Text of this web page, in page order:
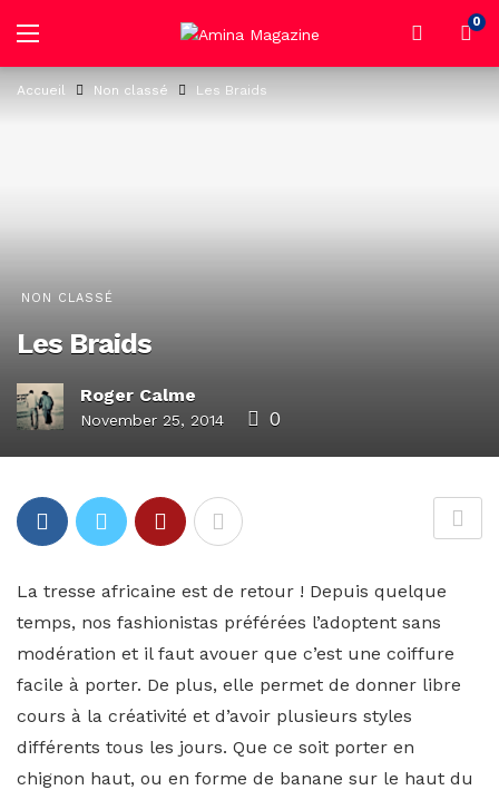
0
Accueil Non classé Les Braids
NON CLASSÉ
Les Braids
Roger Calme
November 25, 2014 0
La tresse africaine est de retour ! Depuis quelque
temps, nos fashionistas préférées l’adoptent sans
modération et il faut avouer que c’est une coiffure
facile à porter. De plus, elle permet de donner libre
cours à la créativité et d’avoir plusieurs styles
différents tous les jours. Que ce soit porter en
chignon haut, ou en forme de banane sur le haut du